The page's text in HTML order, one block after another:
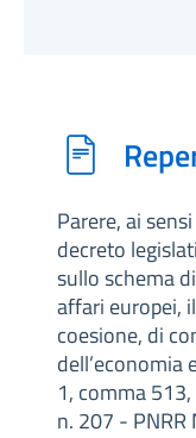
Parere, ai
decreto
sullo schema
affari europei,
coesione, di
dell’economia
1, comma
n. 207 - PNRR